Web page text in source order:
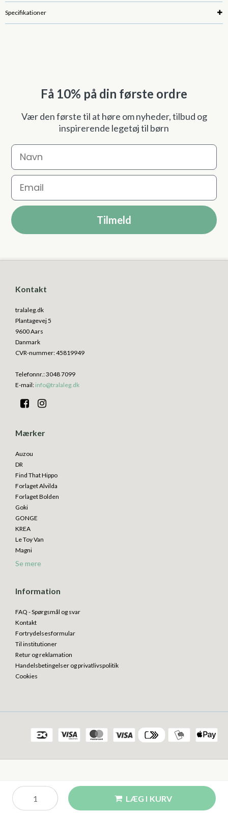
LÆG I KURV
Specifikationer
Få 10% på din første ordre
Vær den første til at høre om nyheder, tilbud og
inspirerende legetøj til børn
Navn
Email
Tilmeld
Kontakt
tralaleg.dk
Plantagevej 5
9600 Aars
Danmark
CVR-nummer:45819949
Telefonnr.:3048 7099
E-mail: info@tralaleg.dk
Mærker
Auzou
DR
Find That Hippo
Forlaget Alvilda
Forlaget Bolden
Goki
GONGE
KREA
Le Toy Van
Magni
Se mere
Information
FAQ - Spørgsmål og svar
Kontakt
Fortrydelsesformular
Til institutioner
Retur og reklamation
Handelsbetingelser og privatlivspolitik
Cookies